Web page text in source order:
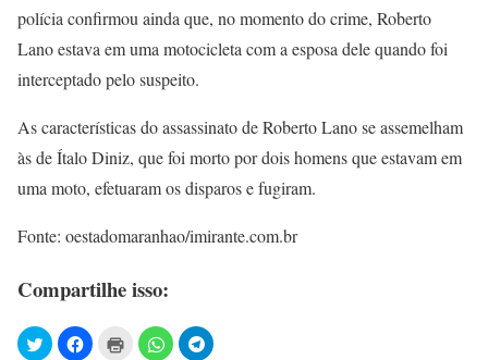
polícia confirmou ainda que, no momento do crime, Roberto
Lano estava em uma motocicleta com a esposa dele quando foi
interceptado pelo suspeito.
As características do assassinato de Roberto Lano se assemelham
às de Ítalo Diniz, que foi morto por dois homens que estavam em
uma moto, efetuaram os disparos e fugiram.
Fonte: oestadomaranhao/imirante.com.br
Compartilhe isso: